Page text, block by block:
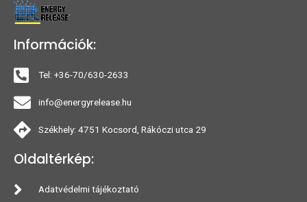
Információk:
Tel: +36-70/630-2633
info@energyrelease.hu
Székhely: 4751 Kocsord, Rákóczi utca 29
Oldaltérkép:
Adatvédelmi tájékoztató